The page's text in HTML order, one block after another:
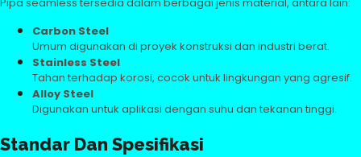
Carbon Steel
Umum digunakan di proyek konstruksi dan industri berat.
Stainless Steel
Tahan terhadap korosi, cocok untuk lingkungan yang agresif.
Alloy Steel
Digunakan untuk aplikasi dengan suhu dan tekanan tinggi.
Standar Dan Spesifikasi